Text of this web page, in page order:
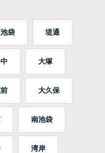
袋 堤通
大塚
大久保
南池袋
湾岸